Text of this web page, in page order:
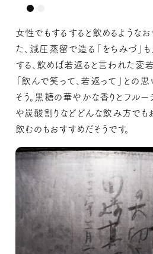
女性でもするすると飲めるような
た、減圧蒸留で造る「をちみづ」
する、飲めば若返ると言われた変若
「飲んで笑って、若返って」との
そう。黒糖の華やかな香りとフルー
や炭酸割りなどどんな飲み方でも
飲むのもおすすめだそうです。